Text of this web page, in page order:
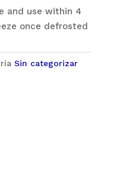
and use within 4
once defrosted
Sin categorizar